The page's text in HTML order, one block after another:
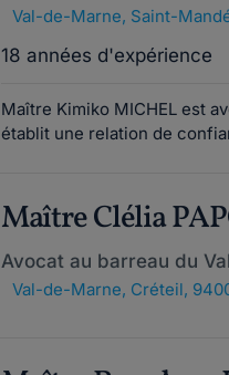
Val-de-Marne, Saint-
18 années d'expérience
Maître Kimiko MICHEL est
établit une relation de
Maître Clélia
Avocat au barreau du
Val-de-Marne, Créteil,